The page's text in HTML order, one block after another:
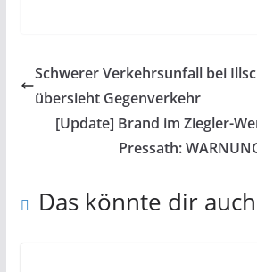
Schwerer Verkehrsunfall bei
übersieht Gegenverkehr
[Update] Brand im Ziegler-
Pressath:
Das könnte dir